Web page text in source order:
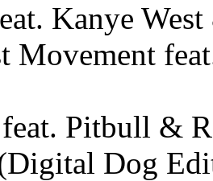
Kanye
Movement
Pitbull &
Dog